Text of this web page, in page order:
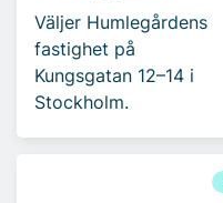
Väljer Humlegårdens
fastighet på
Kungsgatan 12–14 i
Stockholm.